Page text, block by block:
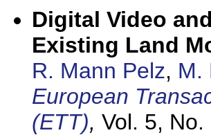
Digital Video
Existing Land
R. Mann Pelz, M.
European
(ETT), Vol. 5,